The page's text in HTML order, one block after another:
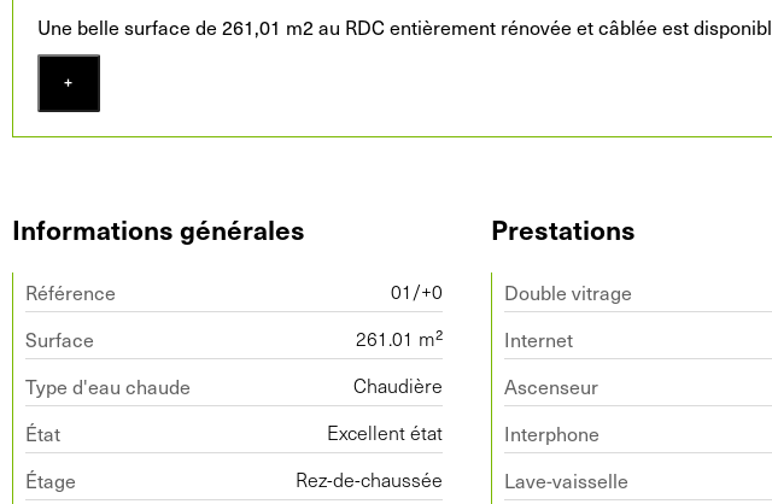
Une belle surface de 261,01 m2 au RDC entièrement rénovée et câblée est disponibl
+
Informations générales
Référence 01/+0
Surface 261.01 m²
Type d'eau chaude Chaudière
État Excellent état
Étage Rez-de-chaussée
Prestations
Double vitrage
Internet
Ascenseur
Interphone
Lave-vaisselle